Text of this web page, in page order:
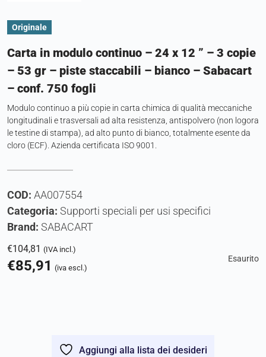
Originale
Carta in modulo continuo – 24 x 12 ” – 3 copie
– 53 gr – piste staccabili – bianco – Sabacart
– conf. 750 fogli
Modulo continuo a più copie in carta chimica di qualità meccaniche
longitudinali e trasversali ad alta resistenza, antispolvero (non logora
le testine di stampa), ad alto punto di bianco, totalmente esente da
cloro (ECF). Azienda certificata ISO 9001.
COD: AA007554
Categoria: Supporti speciali per usi specifici
Brand: SABACART
€104,81 (IVA incl.)
€85,91 (iva escl.)
Esaurito
Aggiungi alla lista dei desideri